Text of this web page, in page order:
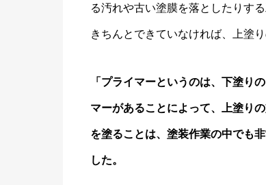
る汚れや古い塗膜を落としたりす
きちんとできていなければ、上塗
「プライマーというのは、下塗り
マーがあることによって、上塗り
を塗ることは、塗装作業の中でも
した。